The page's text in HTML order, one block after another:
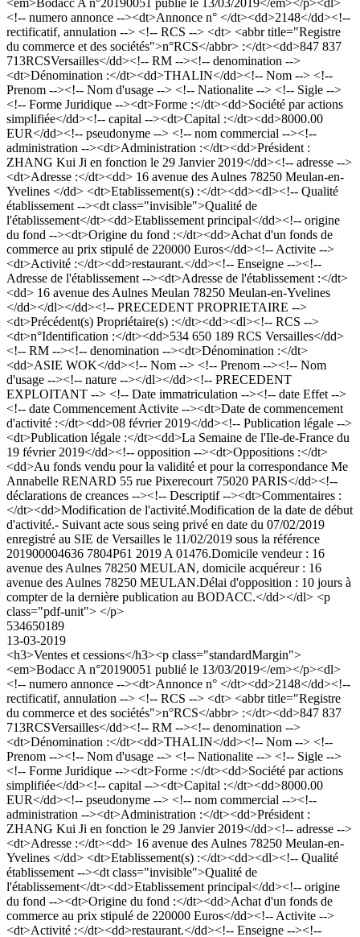
<!-- numero annonce --><dt>Annonce n° </dt><dd>2148</dd><!--
rectificatif, annulation --> <!-- RCS --> <dt> <abbr title="Registre
du commerce et des sociétés">n°RCS</abbr> :</dt><dd>847 837
713RCSVersailles</dd><!-- RM --><!-- denomination -->
<dt>Dénomination :</dt><dd>THALIN</dd><!-- Nom --> <!--
Prenom --><!-- Nom d'usage --> <!-- Nationalite --> <!-- Sigle -->
<!-- Forme Juridique --><dt>Forme :</dt><dd>Société par actions
simplifiée</dd><!-- capital --><dt>Capital :</dt><dd>8000.00
EUR</dd><!-- pseudonyme --> <!-- nom commercial --><!--
administration --><dt>Administration :</dt><dd>Président :
ZHANG Kui Ji en fonction le 29 Janvier 2019</dd><!-- adresse -->
<dt>Adresse :</dt><dd> 16 avenue des Aulnes 78250 Meulan-en-
Yvelines </dd> <dt>Etablissement(s) :</dt><dd><dl><!-- Qualité
établissement --><dt class="invisible">Qualité de
l'établissement</dt><dd>Etablissement principal</dd><!-- origine
du fond --><dt>Origine du fond :</dt><dd>Achat d'un fonds de
commerce au prix stipulé de 220000 Euros</dd><!-- Activite -->
<dt>Activité :</dt><dd>restaurant.</dd><!-- Enseigne --><!--
Adresse de l'établissement --><dt>Adresse de l'établissement :</dt>
<dd> 16 avenue des Aulnes Meulan 78250 Meulan-en-Yvelines
</dd></dl></dd><!-- PRECEDENT PROPRIETAIRE -->
<dt>Précédent(s) Propriétaire(s) :</dt><dd><dl><!-- RCS -->
<dt>n°Identification :</dt><dd>534 650 189 RCS Versailles</dd>
<!-- RM --><!-- denomination --><dt>Dénomination :</dt>
<dd>ASIE WOK</dd><!-- Nom --> <!-- Prenom --><!-- Nom
d'usage --><!-- nature --></dl></dd><!-- PRECEDENT
EXPLOITANT --> <!-- Date immatriculation --><!-- date Effet -->
<!-- date Commencement Activite --><dt>Date de commencement
d'activité :</dt><dd>08 février 2019</dd><!-- Publication légale -->
<dt>Publication légale :</dt><dd>La Semaine de l'Ile-de-France du
19 février 2019</dd><!-- opposition --><dt>Oppositions :</dt>
<dd>Au fonds vendu pour la validité et pour la correspondance Me
Annabelle RENARD 55 rue Pixerecourt 75020 PARIS</dd><!--
déclarations de creances --><!-- Descriptif --><dt>Commentaires :
</dt><dd>Modification de l'activité.Modification de la date de début
d'activité.- Suivant acte sous seing privé en date du 07/02/2019
enregistré au SIE de Versailles le 11/02/2019 sous la référence
201900004636 7804P61 2019 A 01476.Domicile vendeur : 16
avenue des Aulnes 78250 MEULAN, domicile acquéreur : 16
avenue des Aulnes 78250 MEULAN.Délai d'opposition : 10 jours à
compter de la dernière publication au BODACC.</dd></dl> <p
class="pdf-unit"> </p>
534650189
13-03-2019
<h3>Ventes et cessions</h3><p class="standardMargin">
<em>Bodacc A n°20190051 publié le 13/03/2019</em></p><dl>
<!-- numero annonce --><dt>Annonce n° </dt><dd>2148</dd><!--
rectificatif, annulation --> <!-- RCS --> <dt> <abbr title="Registre
du commerce et des sociétés">n°RCS</abbr> :</dt><dd>847 837
713RCSVersailles</dd><!-- RM --><!-- denomination -->
<dt>Dénomination :</dt><dd>THALIN</dd><!-- Nom --> <!--
Prenom --><!-- Nom d'usage --> <!-- Nationalite --> <!-- Sigle -->
<!-- Forme Juridique --><dt>Forme :</dt><dd>Société par actions
simplifiée</dd><!-- capital --><dt>Capital :</dt><dd>8000.00
EUR</dd><!-- pseudonyme --> <!-- nom commercial --><!--
administration --><dt>Administration :</dt><dd>Président :
ZHANG Kui Ji en fonction le 29 Janvier 2019</dd><!-- adresse -->
<dt>Adresse :</dt><dd> 16 avenue des Aulnes 78250 Meulan-en-
Yvelines </dd> <dt>Etablissement(s) :</dt><dd><dl><!-- Qualité
établissement --><dt class="invisible">Qualité de
l'établissement</dt><dd>Etablissement principal</dd><!-- origine
du fond --><dt>Origine du fond :</dt><dd>Achat d'un fonds de
commerce au prix stipulé de 220000 Euros</dd><!-- Activite -->
<dt>Activité :</dt><dd>restaurant.</dd><!-- Enseigne --><!--